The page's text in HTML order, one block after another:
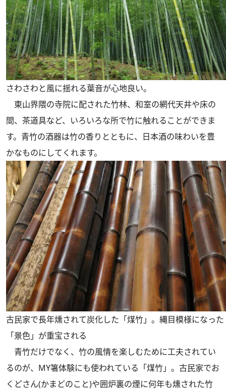
さわさわと風に揺れる葉音が心地良い。
東山界隈の寺院に配された竹林、和室の網代天井や床の
間、茶道具など、いろいろな所で竹に触れることができま
す。青竹の酒器は竹の香りとともに、日本酒の味わいを豊
かなものにしてくれます。
古民家で長年燻されて炭化した「煤竹」。縄目模様になった
「景色」が重宝される
青竹だけでなく、竹の風情を楽しむために工夫されてい
るのが、MY箸体験にも使われている「煤竹」。古民家でお
くどさん(かまどのこと)や囲炉裏の煙に何年も燻された竹